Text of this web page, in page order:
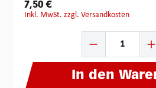
7,50 €
inkl. MwSt. zzgl. Versandkosten
In den